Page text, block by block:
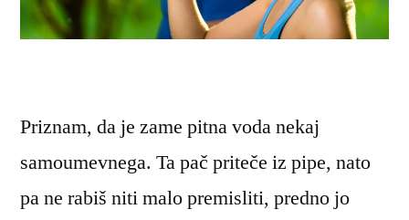
Priznam, da je zame pitna voda nekaj
samoumevnega. Ta pač priteče iz pipe, nato
pa ne rabiš niti malo premisliti, predno jo